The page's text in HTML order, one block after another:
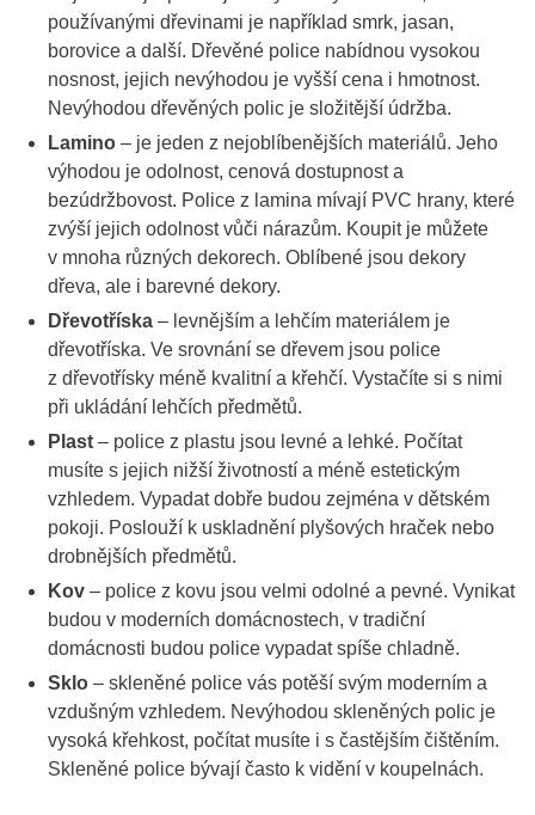
používanými dřevinami je například smrk, jasan,
borovice a další. Dřevěné police nabídnou vysokou
nosnost, jejich nevýhodou je vyšší cena i hmotnost.
Nevýhodou dřevěných polic je složitější údržba.
Lamino – je jeden z nejoblíbenějších materiálů. Jeho
výhodou je odolnost, cenová dostupnost a
bezúdržbovost. Police z lamina mívají PVC hrany, které
zvýší jejich odolnost vůči nárazům. Koupit je můžete
v mnoha různých dekorech. Oblíbené jsou dekory
dřeva, ale i barevné dekory.
Dřevotříska – levnějším a lehčím materiálem je
dřevotříska. Ve srovnání se dřevem jsou police
z dřevotřísky méně kvalitní a křehčí. Vystačíte si s nimi
při ukládání lehčích předmětů.
Plast – police z plastu jsou levné a lehké. Počítat
musíte s jejich nižší životností a méně estetickým
vzhledem. Vypadat dobře budou zejména v dětském
pokoji. Poslouží k uskladnění plyšových hraček nebo
drobnějších předmětů.
Kov – police z kovu jsou velmi odolné a pevné. Vynikat
budou v moderních domácnostech, v tradiční
domácnosti budou police vypadat spíše chladně.
Sklo – skleněné police vás potěší svým moderním a
vzdušným vzhledem. Nevýhodou skleněných polic je
vysoká křehkost, počítat musíte i s častějším čištěním.
Skleněné police bývají často k vidění v koupelnách.